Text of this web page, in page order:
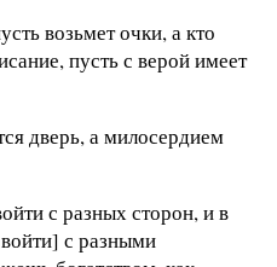
возьмет очки, а кто
пусть с верой имеет
дверь, а милосердием
с разных сторон, и в
с разными